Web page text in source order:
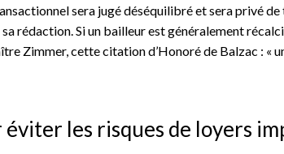
sera jugé déséquilibré et sera privé
sa rédaction. Si un bailleur est généralement
Zimmer, cette citation d’Honoré de Balzac : «
les risques de loyers